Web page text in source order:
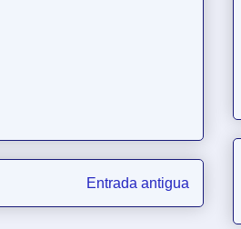
Entrada antigua